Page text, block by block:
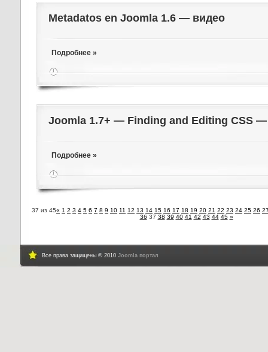
Metadatos en Joomla 1.6 — видео
Подробнее »
Joomla 1.7+ — Finding and Editing CSS
Подробнее »
37 из 45« 1 2 3 4 5 6 7 8 9 10 11 12 13 14 15 16 17 18 19 20 21 22 23 24 25 26
36 37 38 39 40 41 42 43 44 45 »
Все права защищены © 2010 Joomla портал